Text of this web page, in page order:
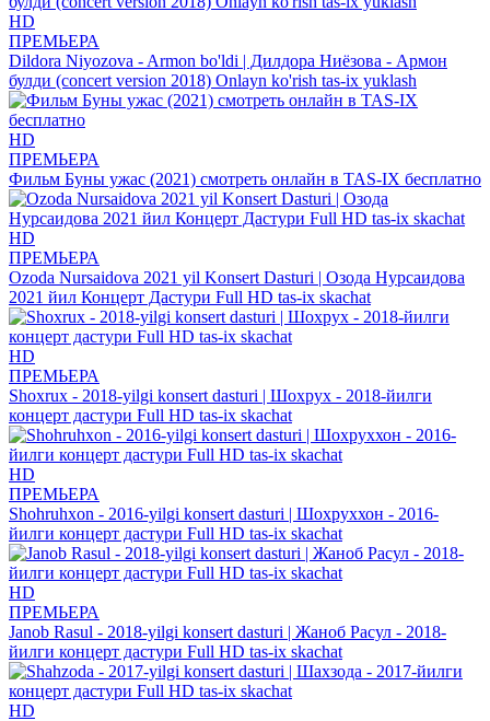
HD
ПРЕМЬЕРА
Dildora Niyozova - Armon bo'ldi | Дилдора Ниёзова - Армон
булди (concert version 2018) Onlayn ko'rish tas-ix yuklash
HD
ПРЕМЬЕРА
Фильм Буны ужас (2021) смотреть онлайн в TAS-IX бесплатно
HD
ПРЕМЬЕРА
Ozoda Nursaidova 2021 yil Konsert Dasturi | Озода Нурсаидова
2021 йил Концерт Дастури Full HD tas-ix skachat
HD
ПРЕМЬЕРА
Shoxrux - 2018-yilgi konsert dasturi | Шохрух - 2018-йилги
концерт дастури Full HD tas-ix skachat
HD
ПРЕМЬЕРА
Shohruhxon - 2016-yilgi konsert dasturi | Шохруххон - 2016-
йилги концерт дастури Full HD tas-ix skachat
HD
ПРЕМЬЕРА
Janob Rasul - 2018-yilgi konsert dasturi | Жаноб Расул - 2018-
йилги концерт дастури Full HD tas-ix skachat
HD